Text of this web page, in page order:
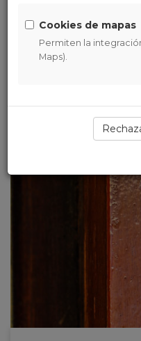
Cookies de mapas
Permiten la
Maps).